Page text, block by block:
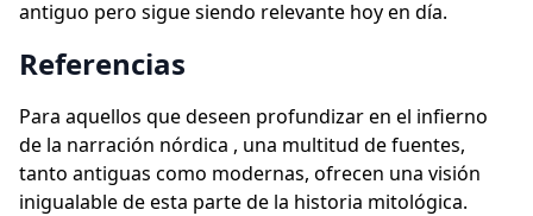
antiguo pero sigue siendo relevante hoy en día.
Referencias
Para aquellos que deseen profundizar en el infierno
de la narración nórdica , una multitud de fuentes,
tanto antiguas como modernas, ofrecen una visión
inigualable de esta parte de la historia mitológica.